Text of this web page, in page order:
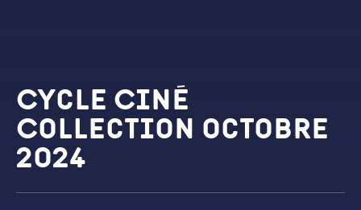
Cycle Ciné
Collection octobre
2024